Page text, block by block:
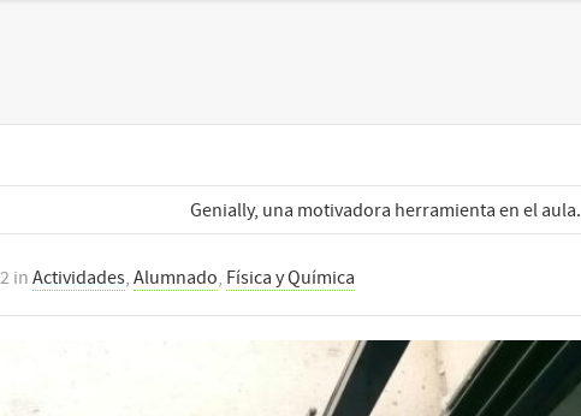
Genially, una motivadora herramienta en el aula.
in Actividades, Alumnado, Física y Química